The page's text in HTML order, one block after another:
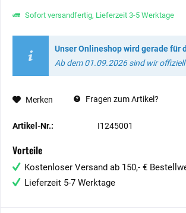
Sofort versandfertig, Lieferzeit 3-5 Werktage
Unser Onlineshop wird gerade für
Ab dem 01.09.2026 sind wir
Merken Fragen zum Artikel?
Artikel-Nr.: I1245001
Vorteile
Kostenloser Versand ab 150,- €
Lieferzeit 5-7 Werktage